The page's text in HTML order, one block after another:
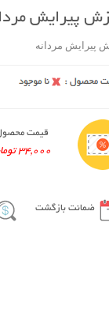
پیرایش
پیرایش مردانه
قیمت
34,000 تومان
ضمانت بازگشت